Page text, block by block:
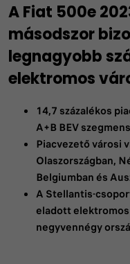
A Fiat 500e
másodszor
legnagyobb
elektromos
14,7 százalékos
A+B BEV
Piacvezető városi
Olaszországban,
Belgiumban és
A Stellantis-
eladott elektromos
negyvennégy